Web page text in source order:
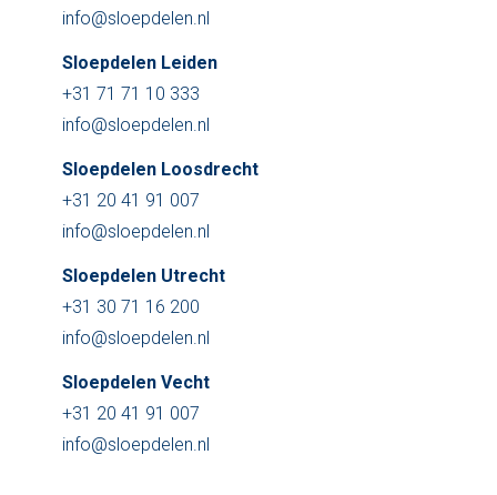
Bedrijfsuitjes op het water!
Alle evenementen
Cadeaubon
De sloep
Nu reserveren
Klassieke sloep
XL Lounge sloep
Contact
Over Sloepdelen
info@sloepdelen.nl
Sloepdelen Leiden
+31 71 71 10 333
info@sloepdelen.nl
Sloepdelen Loosdrecht
+31 20 41 91 007
info@sloepdelen.nl
Sloepdelen Utrecht
+31 30 71 16 200
info@sloepdelen.nl
Sloepdelen Vecht
+31 20 41 91 007
info@sloepdelen.nl